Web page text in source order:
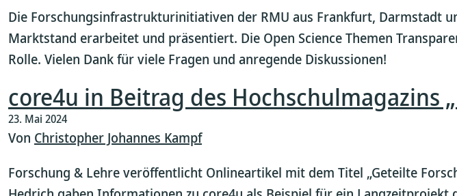
Die Forschungsinfrastrukturinitiativen der RMU aus Frankfurt, Darmstadt
Marktstand erarbeitet und präsentiert. Die Open Science Themen
Rolle. Vielen Dank für viele Fragen und anregende Diskussionen!
core4u in Beitrag des Hochschulmagazins
23. Mai 2024
Von Christopher Johannes Kampf
Forschung & Lehre veröffentlicht Onlineartikel mit dem Titel „Geteilte